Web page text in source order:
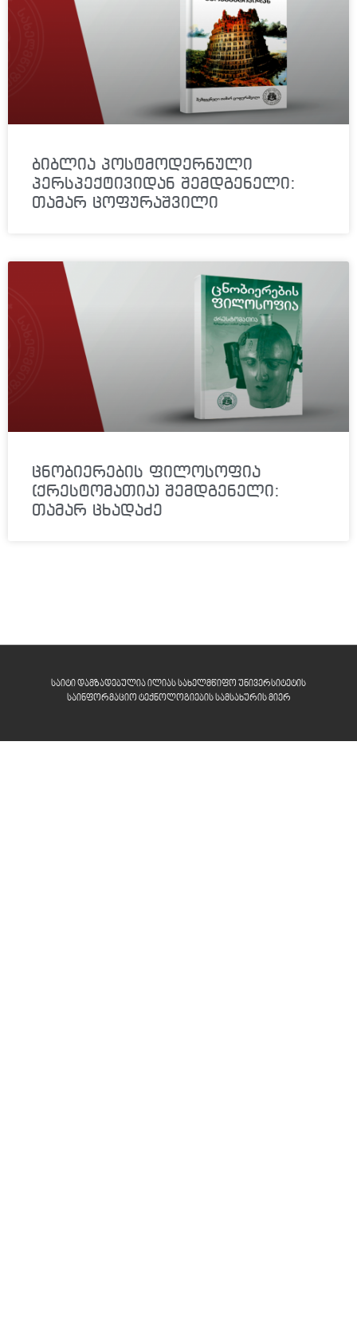
ბიბლია პოსტმოდერნული
პერსპექტივიდან შემდგენელი:
თამარ ცოფურაშვილი
ცნობიერების ფილოსოფია
(ქრესტომათია) შემდგენელი:
თამარ ცხადაძე
საიტი დამზადებულია ილიას სახელმწიფო უნივერსიტეტის
საინფორმაციო ტექნოლოგიების სამსახურის მიერ